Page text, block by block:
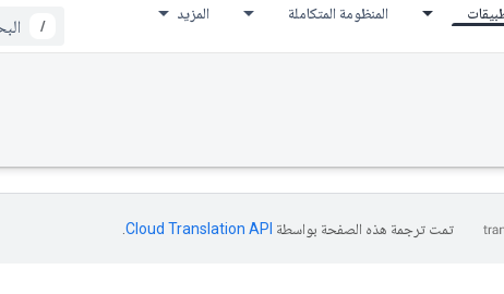
المنظومة المتكاملة المزيد
/
تمت ترجمة هذه الصفحة بواسطة Cloud Translation API‏